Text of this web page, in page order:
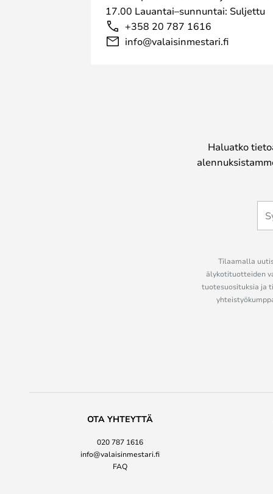
17.00 Lauantai–sunnuntai: Suljettu
+358 20 787 1616
info@valaisinmestari.fi
Haluatko
Tilaamalla
älykotituotteiden
tuotesuosituksia ja
OTA YHTEYTTÄ
020 787 1616
info@valaisinmestari.fi
FAQ